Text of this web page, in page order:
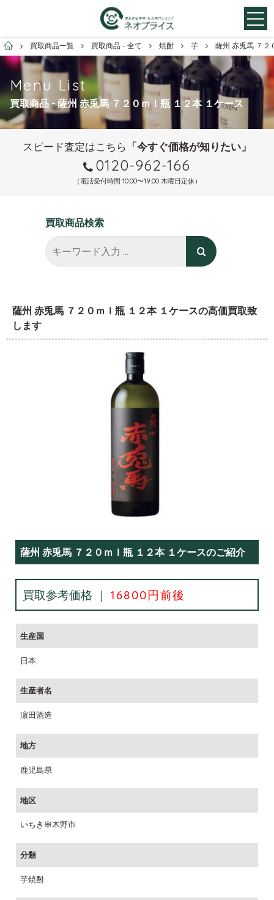
お酒買取専門店ネオプライス
買取商品一覧 買取商品 - 全て 焼酎 芋 薩州 赤兎馬 ７２
Menu List
買取商品 - 薩州 赤兎馬 ７２０ｍｌ瓶 １２本 １ケース
スピード査定はこちら 「今すぐ価格が知りたい」
0120-962-166
（電話受付時間 10:00〜19:00 木曜日定休）
買取商品検索
薩州 赤兎馬 ７２０ｍｌ瓶 １２本 １ケースの高価買取致
します
薩州 赤兎馬 ７２０ｍｌ瓶 １２本 １ケースのご紹介
買取参考価格 ｜ 16800円前後
生産国
日本
生産者名
濵田酒造
地方
鹿児島県
地区
いちき串木野市
分類
芋焼酎